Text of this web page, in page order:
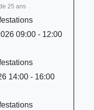
25 ans
09:00 - 12:00
14:00 - 16:00